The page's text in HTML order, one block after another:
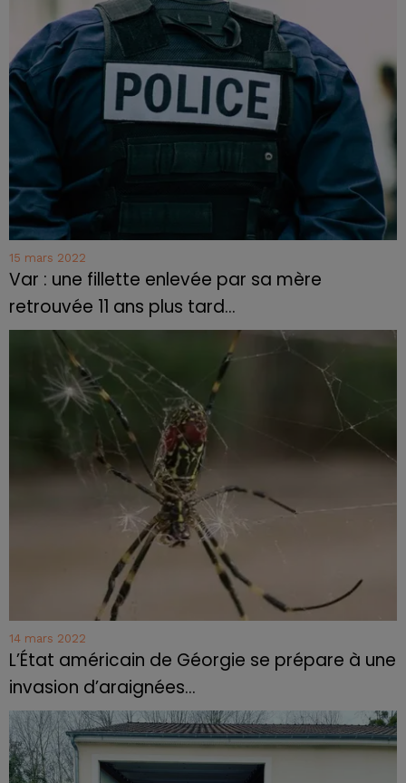
15 mars 2022
Var : une fillette enlevée par sa mère
retrouvée 11 ans plus tard...
14 mars 2022
L’État américain de Géorgie se prépare à une
invasion d’araignées...